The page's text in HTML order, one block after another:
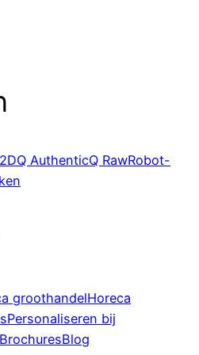
Q AuthenticQ RawRobot-
groothandelHoreca
Personaliseren bij
Blog